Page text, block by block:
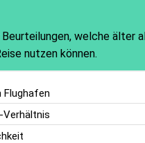
welche älter
nutzen können.
Flughafen